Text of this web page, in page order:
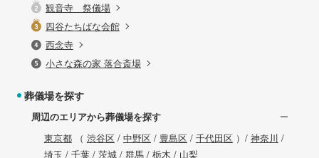
観音寺 祭儀場
四谷たちばな会館
西念寺
小さな森の家 落合斎場
葬儀場を探す
周辺のエリアから葬儀場を探す
東京都（ 渋谷区 / 中野区 / 豊島区 / 千代田区 ）/ 神奈川 /
埼玉 / 千葉/ 茨城/ 群馬/ 栃木 / 山梨